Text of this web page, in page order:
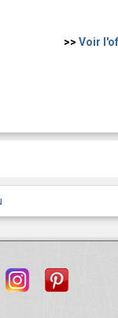
>> Voir